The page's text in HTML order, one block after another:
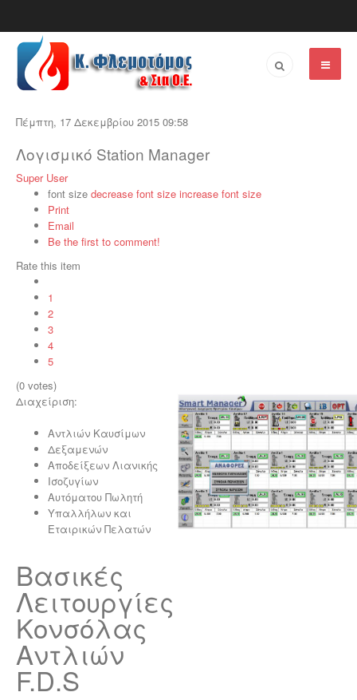
Πέμπτη, 17 Δεκεμβρίου 2015 09:58
Λογισμικό Station Manager
Super User
font size decrease font size increase font size
Print
Email
Be the first to comment!
Rate this item
1
2
3
4
5
(0 votes)
Διαχείριση:
Αντλιών Καυσίμων
Δεξαμενών
Αποδείξεων Λιανικής
Ισοζυγίων
Αυτόματου Πωλητή
Υπαλλήλων και
Εταιρικών Πελατών
Βασικές
Λειτουργίες
Κονσόλας
Αντλιών
F.D.S